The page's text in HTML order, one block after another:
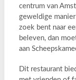
centrum van
geweldige
zoek bent naar
beleven, dan
aan
Dit restaurant